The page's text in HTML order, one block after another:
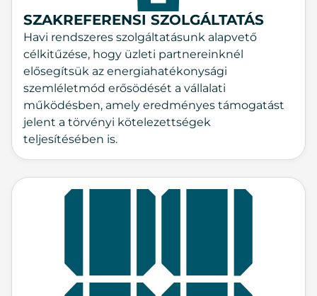
SZAKREFERENSI SZOLGÁLTATÁS
Havi rendszeres szolgáltatásunk alapvető
célkitűzése, hogy üzleti partnereinknél
elősegítsük az energiahatékonysági
szemléletmód erősödését a vállalati
működésben, amely eredményes támogatást
jelent a törvényi kötelezettségek
teljesítésében is.